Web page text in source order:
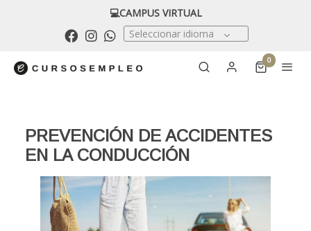
💻CAMPUS VIRTUAL
Seleccionar idioma
0
PREVENCIÓN DE ACCIDENTES
EN LA CONDUCCIÓN